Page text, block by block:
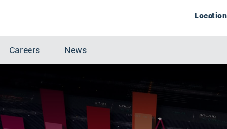
Location
Careers News